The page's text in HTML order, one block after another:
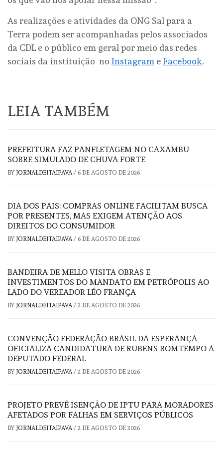
As realizações e atividades da ONG Sal para a
Terra podem ser acompanhadas pelos associados
da CDL e o público em geral por meio das redes
sociais da instituição no Instagram eFacebook.
LEIA TAMBÉM
PREFEITURA FAZ PANFLETAGEM NO CAXAMBU
SOBRE SIMULADO DE CHUVA FORTE
BY JORNALDEITAIPAVA/ 6 DE AGOSTO DE 2026
DIA DOS PAIS: COMPRAS ONLINE FACILITAM BUSCA
POR PRESENTES, MAS EXIGEM ATENÇÃO AOS
DIREITOS DO CONSUMIDOR
BY JORNALDEITAIPAVA/ 6 DE AGOSTO DE 2026
BANDEIRA DE MELLO VISITA OBRAS E
INVESTIMENTOS DO MANDATO EM PETRÓPOLIS AO
LADO DO VEREADOR LÉO FRANÇA
BY JORNALDEITAIPAVA/ 2 DE AGOSTO DE 2026
CONVENÇÃO FEDERAÇÃO BRASIL DA ESPERANÇA
OFICIALIZA CANDIDATURA DE RUBENS BOMTEMPO A
DEPUTADO FEDERAL
BY JORNALDEITAIPAVA/ 2 DE AGOSTO DE 2026
PROJETO PREVÊ ISENÇÃO DE IPTU PARA MORADORES
AFETADOS POR FALHAS EM SERVIÇOS PÚBLICOS
BY JORNALDEITAIPAVA/ 2 DE AGOSTO DE 2026